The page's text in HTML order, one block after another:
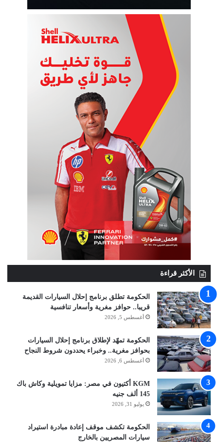
الأكثر قراءة
الحكومة تطلق برنامج إحلال السيارات القديمة
قريبا.. حوافز مغرية وأسعار تنافسية
أغسطس 5, 2026
الحكومة تمهّد لإطلاق برنامج إحلال السيارات
بحوافز مغرية.. وخبراء يحددون شروط النجاح
أغسطس 6, 2026
KGM أكتيون في مصر: مزايا تمويلية وكاش باك
145 ألف جنيه
يوليو 31, 2026
الحكومة تكشف موقف إعادة مبادرة استيراد
سيارات المصريين بالخارج